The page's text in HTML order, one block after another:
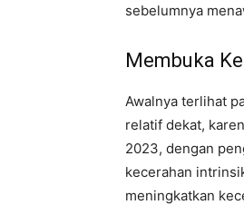
sebelumnya
Membuka
Awalnya terlihat
relatif dekat,
2023, dengan
kecerahan
meningkatkan